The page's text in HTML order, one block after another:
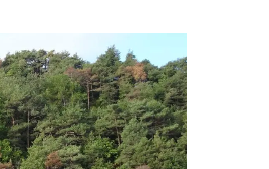
Desarrollo de carrera
Seminarios y actividades internas
Te ofrecemos formación